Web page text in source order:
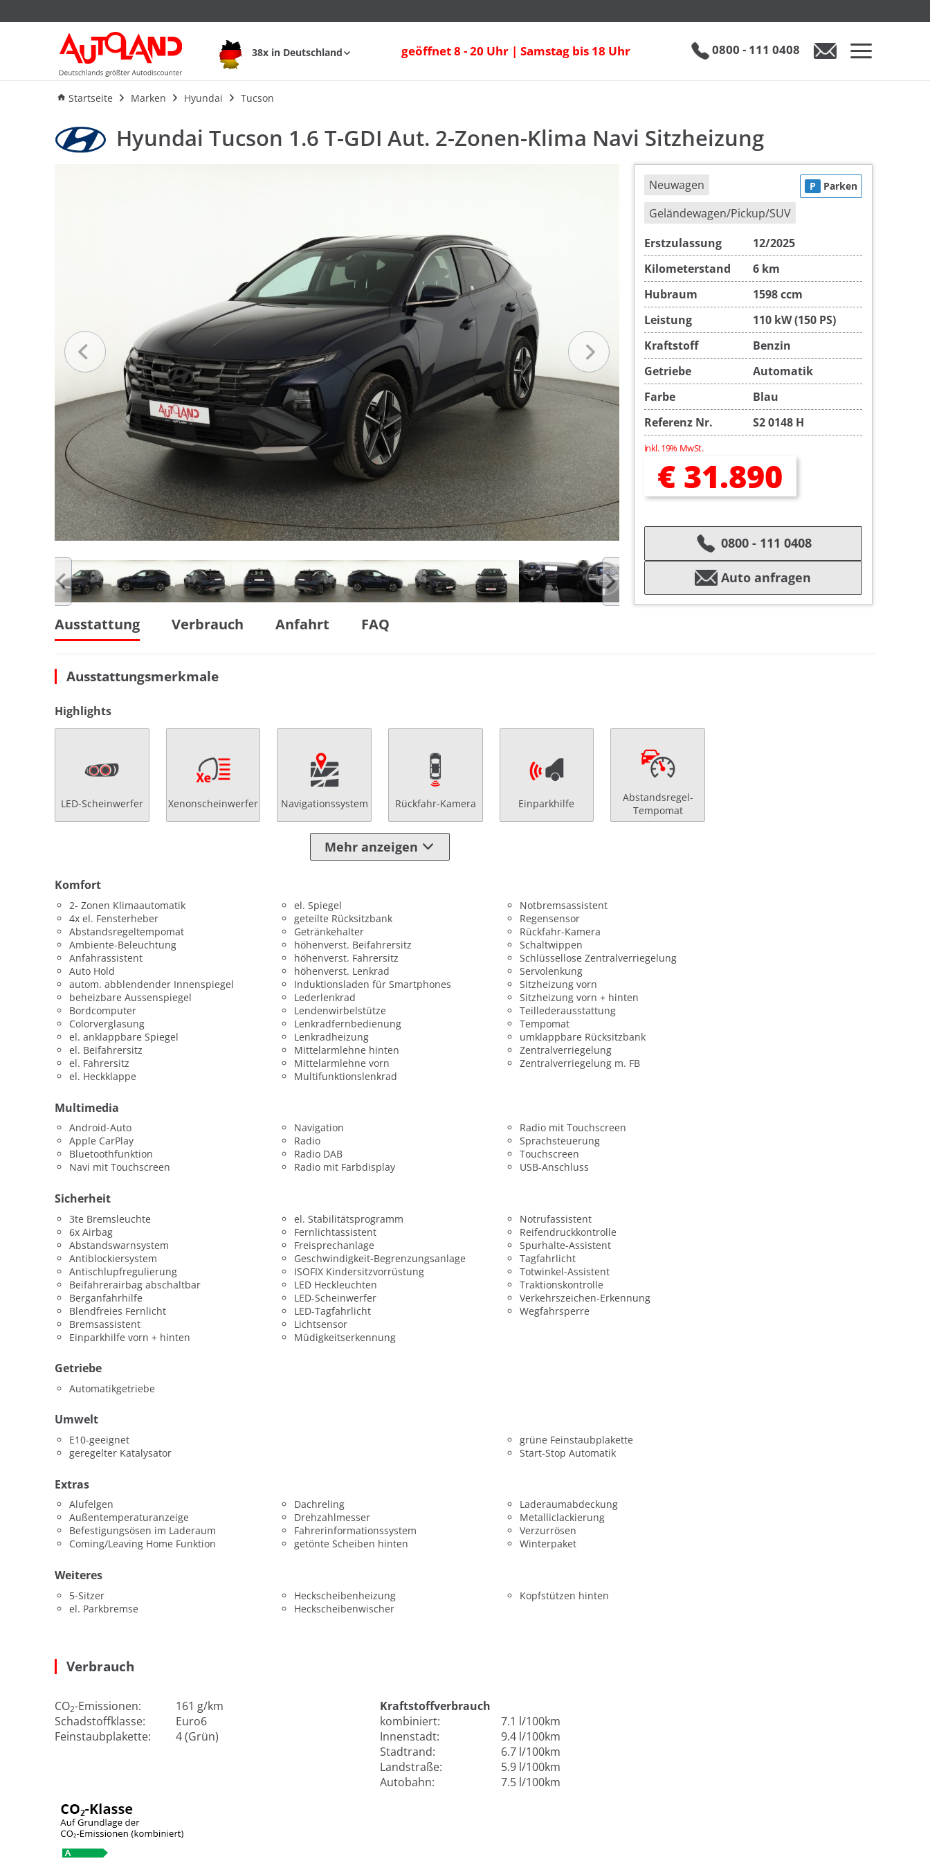
38x in Deutschland geöffnet 8 - 20 Uhr | Samstag bis 18 Uhr 0800 - 111 0408
Startseite Marken Hyundai Tucson
Hyundai Tucson 1.6 T-GDI Aut. 2-Zonen-Klima Navi Sitzheizung
Ausstattung Verbrauch
Hyundai Tucson 1.6 T-GDI Aut. 2-Zonen-Klima Navi Sitzheizung
Neuwagen
Geländewagen/Pickup/SUV
P Parken
Erstzulassung
12/2025
Kilometerstand
6 km
Hubraum
1598 ccm
Leistung
110 kW (150 PS)
Kraftstoff
Benzin
Getriebe
Automatik
Farbe
Blau
Referenz Nr.
S2 0148 H
inkl. 19% MwSt.
€ 31.890
0800 - 111 0408
Auto anfragen
Ausstattung Verbrauch Anfahrt FAQ
Ausstattungsmerkmale
Highlights
LED-Scheinwerfer Xenonscheinwerfer Navigationssystem Rückfahr-Kamera Einparkhilfe
Abstandsregel-
Tempomat
Mehr anzeigen
Komfort
2- Zonen Klimaautomatik
4x el. Fensterheber
Abstandsregeltempomat
Ambiente-Beleuchtung
Anfahrassistent
Auto Hold
autom. abblendender Innenspiegel
beheizbare Aussenspiegel
Bordcomputer
Colorverglasung
el. anklappbare Spiegel
el. Beifahrersitz
el. Fahrersitz
el. Heckklappe
el. Spiegel
geteilte Rücksitzbank
Getränkehalter
höhenverst. Beifahrersitz
höhenverst. Fahrersitz
höhenverst. Lenkrad
Induktionsladen für Smartphones
Lederlenkrad
Lendenwirbelstütze
Lenkradfernbedienung
Lenkradheizung
Mittelarmlehne hinten
Mittelarmlehne vorn
Multifunktionslenkrad
Notbremsassistent
Regensensor
Rückfahr-Kamera
Schaltwippen
Schlüssellose Zentralverriegelung
Servolenkung
Sitzheizung vorn
Sitzheizung vorn + hinten
Teillederausstattung
Tempomat
umklappbare Rücksitzbank
Zentralverriegelung
Zentralverriegelung m. FB
Multimedia
Android-Auto
Apple CarPlay
Bluetoothfunktion
Navi mit Touchscreen
Navigation
Radio
Radio DAB
Radio mit Farbdisplay
Radio mit Touchscreen
Sprachsteuerung
Touchscreen
USB-Anschluss
Sicherheit
3te Bremsleuchte
6x Airbag
Abstandswarnsystem
Antiblockiersystem
Antischlupfregulierung
Beifahrerairbag abschaltbar
Berganfahrhilfe
Blendfreies Fernlicht
Bremsassistent
Einparkhilfe vorn + hinten
el. Stabilitätsprogramm
Fernlichtassistent
Freisprechanlage
Geschwindigkeit-Begrenzungsanlage
ISOFIX Kindersitzvorrüstung
LED Heckleuchten
LED-Scheinwerfer
LED-Tagfahrlicht
Lichtsensor
Müdigkeitserkennung
Notrufassistent
Reifendruckkontrolle
Spurhalte-Assistent
Tagfahrlicht
Totwinkel-Assistent
Traktionskontrolle
Verkehrszeichen-Erkennung
Wegfahrsperre
Getriebe
Automatikgetriebe
Umwelt
E10-geeignet
geregelter Katalysator
grüne Feinstaubplakette
Start-Stop Automatik
Extras
Alufelgen
Außentemperaturanzeige
Befestigungsösen im Laderaum
Coming/Leaving Home Funktion
Dachreling
Drehzahlmesser
Fahrerinformationssystem
getönte Scheiben hinten
Laderaumabdeckung
Metalliclackierung
Verzurrösen
Winterpaket
Weiteres
5-Sitzer
el. Parkbremse
Heckscheibenheizung
Heckscheibenwischer
Kopfstützen hinten
Verbrauch
CO2-Emissionen:
161 g/km
Schadstoffklasse:
Euro6
Feinstaubplakette:
4 (Grün)
Kraftstoffverbrauch
kombiniert:
7.1 l/100km
Innenstadt:
9.4 l/100km
Stadtrand:
6.7 l/100km
Landstraße:
5.9 l/100km
Autobahn:
7.5 l/100km